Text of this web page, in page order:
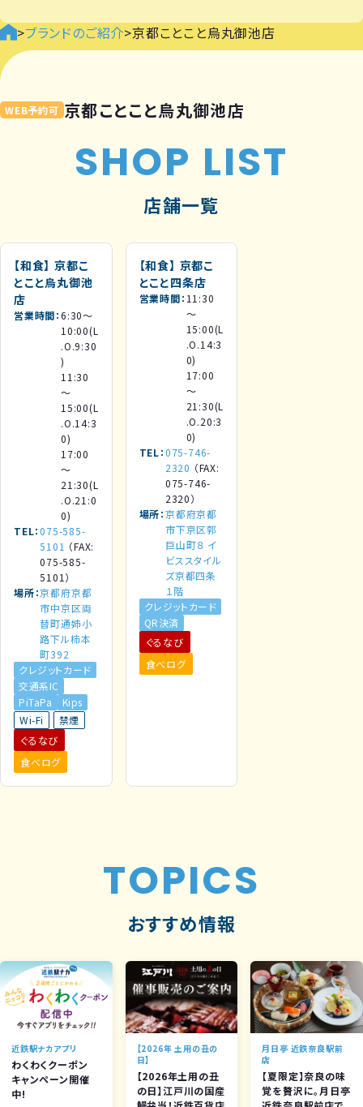
>ブランドのご紹介>京都ことこと烏丸御池店
WEB予約可 京都ことこと烏丸御池店
SHOP LIST
店舗一覧
【和食】 京都こ
とこと烏丸御池
店
営業時間 6:30～
10:00(L
.O.9:30
)
11:30
～
15:00(L
.O.14:3
0)
17:00
～
21:30(L
.O.21:0
0)
TEL 075-585-
5101 （FAX:
075-585-
5101）
場所 京都府京都
市中京区両
替町通姉小
路下ル柿本
町392
クレジットカード
交通系IC
PiTaPa
Kips
Wi-Fi
禁煙
ぐるなび
食べログ
【和食】 京都こ
とこと四条店
営業時間 11:30
～
15:00(L
.O.14:3
0)
17:00
～
21:30(L
.O.20:3
0)
TEL 075-746-
2320 （FAX:
075-746-
2320）
場所 京都府京都
市下京区郭
巨山町８ イ
ビススタイル
ズ京都四条
１階
クレジットカード
QR決済
ぐるなび
食べログ
TOPICS
おすすめ情報
近鉄駅ナカアプリ
わくわくクーポン
キャンペーン開催
中!
【2026年 土用の丑の
日】
【2026年土用の丑
の日】江戸川の国産
月日亭 近鉄奈良駅前
店
【夏限定】奈良の味
覚を贅沢に。月日亭